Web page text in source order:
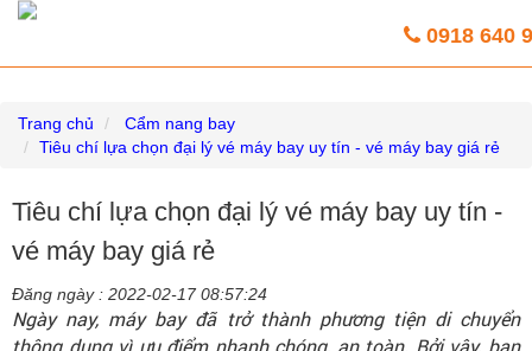
0918 640
Trang chủ
Cẩm nang bay
Tiêu chí lựa chọn đại lý vé máy bay uy tín - vé máy bay giá rẻ
Tiêu chí lựa chọn đại lý vé máy bay uy tín -
vé máy bay giá rẻ
Đăng ngày : 2022-02-17 08:57:24
Ngày nay, máy bay đã trở thành phương tiện di chuyển
thông dụng vì ưu điểm nhanh chóng, an toàn. Bởi vậy, bạn